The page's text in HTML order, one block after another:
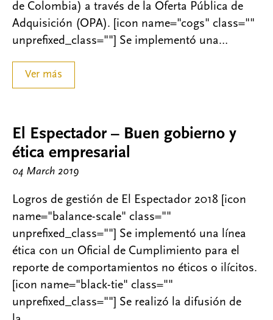
de Colombia) a través de la Oferta Pública de
Adquisición (OPA). [icon name="cogs" class=""
unprefixed_class=""] Se implementó una…
Ver más
El Espectador – Buen gobierno y
ética empresarial
04 March 2019
Logros de gestión de El Espectador 2018 [icon
name="balance-scale" class=""
unprefixed_class=""] Se implementó una línea
ética con un Oficial de Cumplimiento para el
reporte de comportamientos no éticos o ilícitos.
[icon name="black-tie" class=""
unprefixed_class=""] Se realizó la difusión de